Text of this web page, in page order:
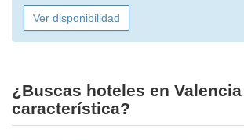
Ver disponibilidad
¿Buscas hoteles en
característica?